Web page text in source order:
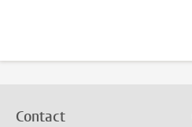
Contact